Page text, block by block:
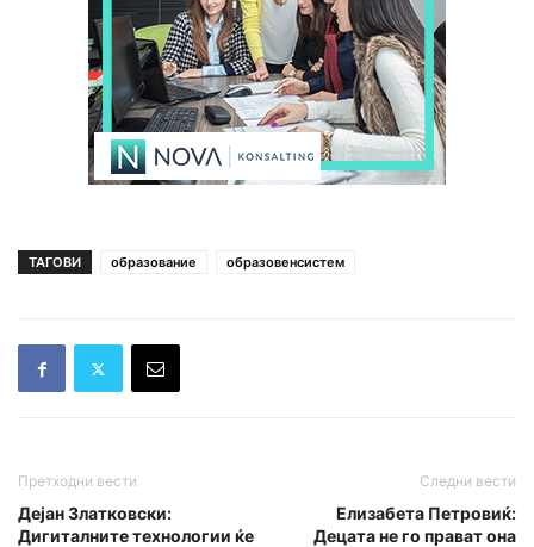
ТАГОВИ образование образовенсистем
Претходни вести
Дејан Златковски:
Дигиталните технологии ќе
Следни вести
Елизабета Петровиќ:
Децата не го прават она